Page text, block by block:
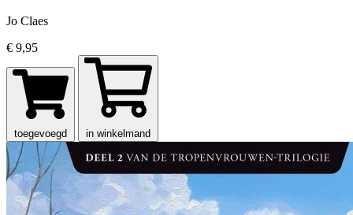
Jo Claes
€ 9,95
toegevoegd in winkelmand